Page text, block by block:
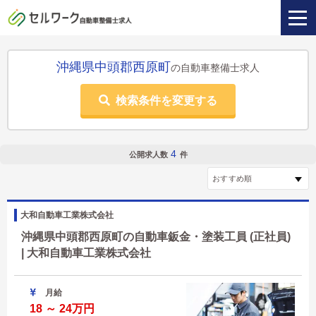
沖縄県中頭郡西原町 の自動車整備士求人
検索条件を変更する
公開求人数 4 件
大和自動車工業株式会社
沖縄県中頭郡西原町の自動車鈑金・塗装工員 (正社員)
| 大和自動車工業株式会社
月給
18 ～ 24万円